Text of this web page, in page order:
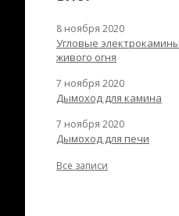
8 ноября 2020
Угловые
живого огня
7 ноября 2020
Дымоход для камина
7 ноября 2020
Дымоход для печи
Все записи